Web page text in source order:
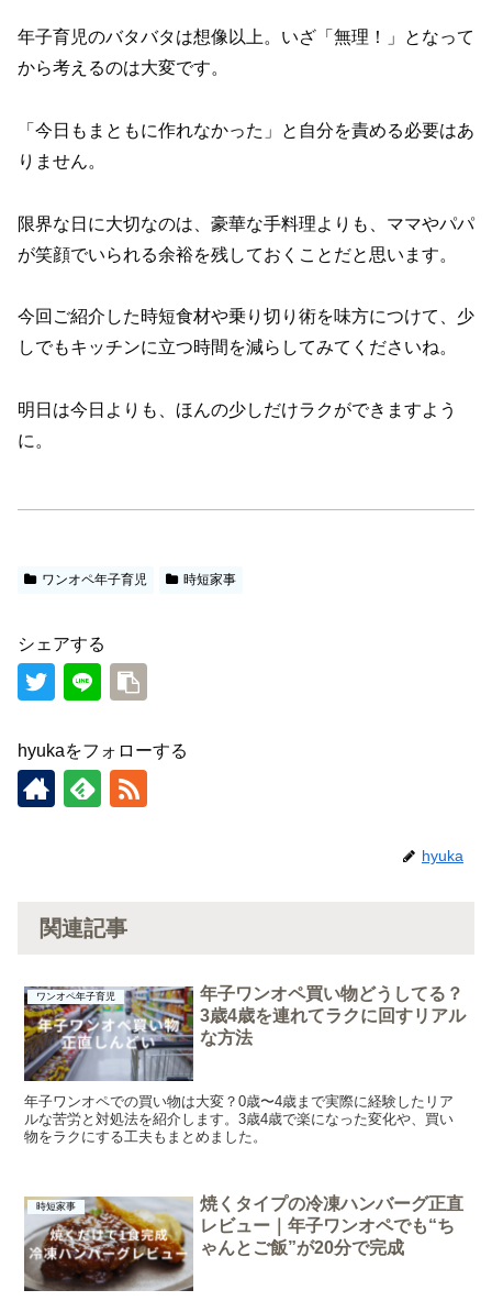
年子育児のバタバタは想像以上。いざ「無理！」となって
から考えるのは大変です。
「今日もまともに作れなかった」と自分を責める必要はあ
りません。
限界な日に大切なのは、豪華な手料理よりも、ママやパパ
が笑顔でいられる余裕を残しておくことだと思います。
今回ご紹介した時短食材や乗り切り術を味方につけて、少
しでもキッチンに立つ時間を減らしてみてくださいね。
明日は今日よりも、ほんの少しだけラクができますよう
に。
ワンオペ年子育児 時短家事
シェアする
hyukaをフォローする
hyuka
関連記事
ワンオペ年子育児
年子ワンオペ買い物どうしてる？
3歳4歳を連れてラクに回すリアル
な方法
年子ワンオペでの買い物は大変？0歳〜4歳まで実際に経験したリア
ルな苦労と対処法を紹介します。3歳4歳で楽になった変化や、買い
物をラクにする工夫もまとめました。
時短家事
焼くタイプの冷凍ハンバーグ正直
レビュー｜年子ワンオペでも“ち
ゃんとご飯”が20分で完成